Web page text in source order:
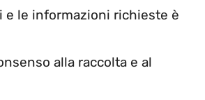
le informazioni richieste è
alla raccolta e al